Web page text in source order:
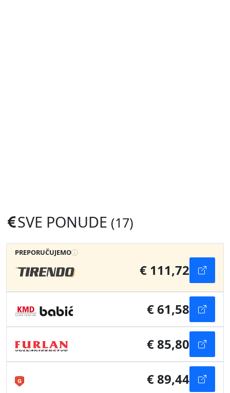
SVE PONUDE (17)
PREPORUČUJEMO
€ 111,72
€ 61,58
€ 85,80
€ 89,44